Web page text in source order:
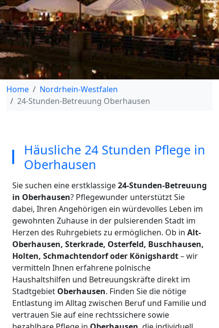
Home
Nordrhein-Westfalen
24-Stunden-Betreuung Oberhausen
Häusliche 24 Stunden Pflege in
Oberhausen
Sie suchen eine erstklassige24-Stunden-Betreuung
in Oberhausen? Pflegewunder unterstützt Sie
dabei, Ihren Angehörigen ein würdevolles Leben im
gewohnten Zuhause in der pulsierenden Stadt im
Herzen des Ruhrgebiets zu ermöglichen. Ob in Alt-
Oberhausen, Sterkrade, Osterfeld, Buschhausen,
Holten, Schmachtendorf oder Königshardt– wir
vermitteln Ihnen erfahrene polnische
Haushaltshilfen und Betreuungskräfte direkt im
Stadtgebiet Oberhausen. Finden Sie die nötige
Entlastung im Alltag zwischen Beruf und Familie und
vertrauen Sie auf eine rechtssichere sowie